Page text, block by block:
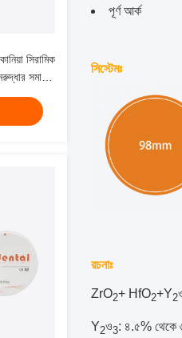
সিরামিক
সমাধান
পূর্ণ আর্ক
সিস্টেমঃ
রচনাঃ
ZrO2+ HfO2+Y2
Y2ও3: ৪.৫% থেকে